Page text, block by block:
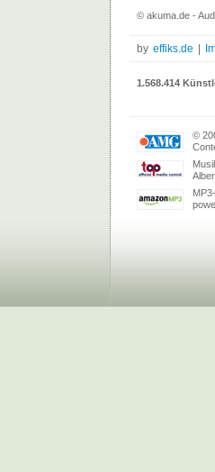
© akuma.de -
by effiks.de
1.568.414
©